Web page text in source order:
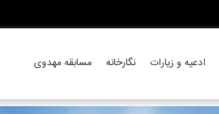
ادعیه و زیارات نگارخانه مسابقه مهدوی